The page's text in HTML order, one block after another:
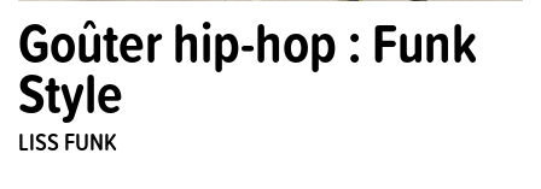
Goûter hip-hop : Funk
Style
LISS FUNK